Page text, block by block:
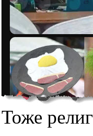
Тоже